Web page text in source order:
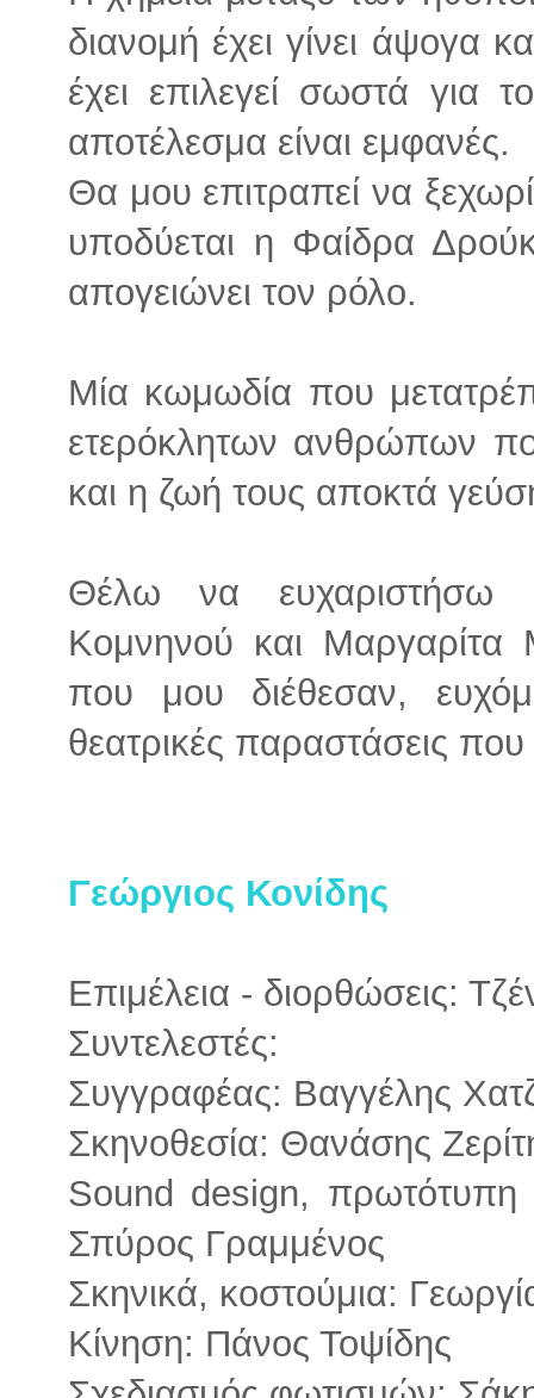
διανομή έχει γίνει άψογα
έχει επιλεγεί σωστά για
αποτέλεσμα είναι εμφανές.
Θα μου επιτραπεί να
υποδύεται η Φαίδρα
απογειώνει τον ρόλο.
Μία κωμωδία που
ετερόκλητων ανθρώπων
και η ζωή τους αποκτά
Θέλω να ευχαριστήσω
Κομνηνού και Μαργαρίτα
που μου διέθεσαν,
θεατρικές παραστάσεις
Γεώργιος Κονίδης
Επιμέλεια - διορθώσεις:
Συντελεστές:
Συγγραφέας: Βαγγέλης
Σκηνοθεσία: Θανάσης
Sound design, πρωτότυπη
Σπύρος Γραμμένος
Σκηνικά, κοστούμια:
Κίνηση: Πάνος Τοψίδης